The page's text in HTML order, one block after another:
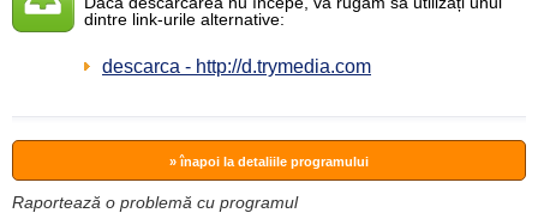
dintre link-urile alternative:
descarca - http://d.trymedia.com
» înapoi la detaliile programului
Raportează o problemă cu programul